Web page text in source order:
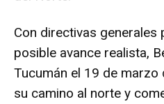
Con directivas generales
posible avance realista,
Tucumán el 19 de
su camino al norte y